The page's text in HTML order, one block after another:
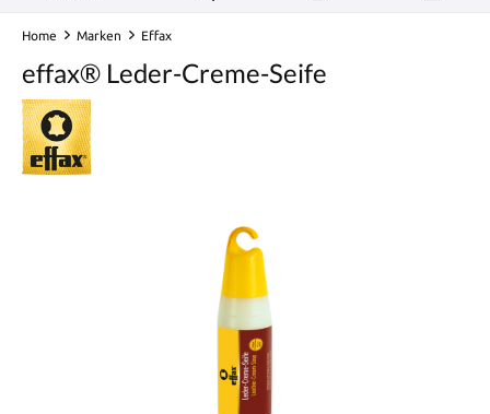
Home Marken Effax
effax® Leder-Creme-Seife